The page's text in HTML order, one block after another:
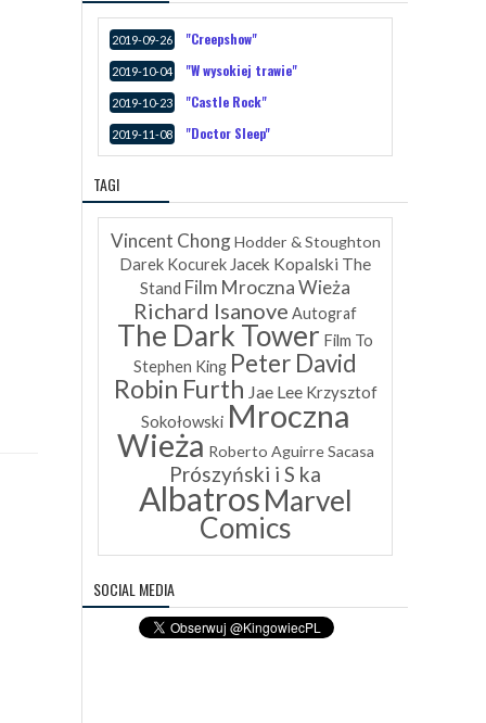
2019-09-26 "Creepshow"
2019-10-04 "W wysokiej trawie"
2019-10-23 "Castle Rock"
2019-11-08 "Doctor Sleep"
TAGI
Vincent Chong Hodder & Stoughton
Darek Kocurek Jacek Kopalski The
Stand Film Mroczna Wieża
Richard Isanove Autograf
The Dark Tower Film To
Stephen King Peter David
Robin Furth Jae Lee Krzysztof
Sokołowski Mroczna
Wieża Roberto Aguirre Sacasa
Prószyński i S ka
AlbatrosMarvel
Comics
SOCIAL MEDIA